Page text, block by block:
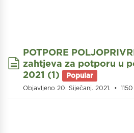
document
POTPORE
zahtjeva za potporu u
2021 (1)
Popular
Objavljeno 20. Siječanj. 2021.